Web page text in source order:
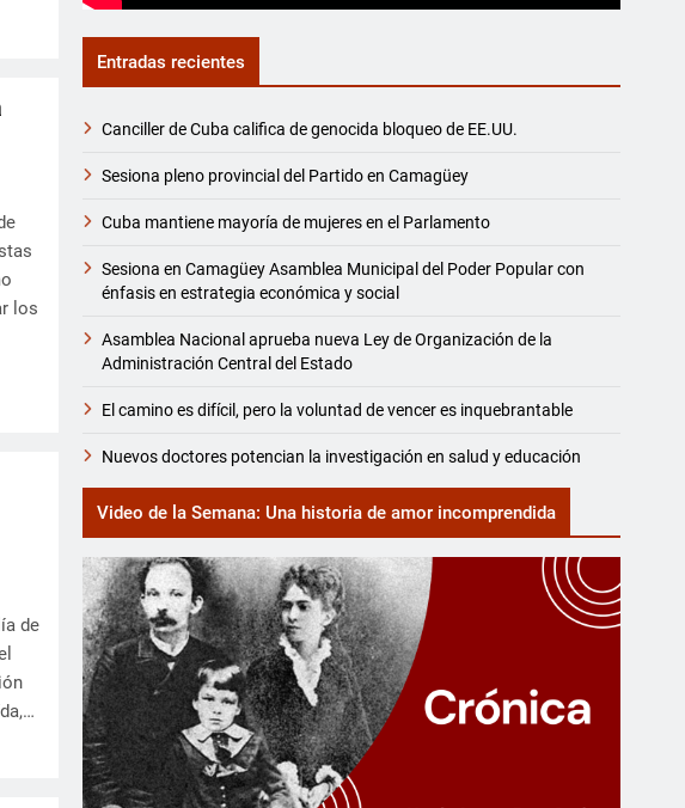
los
de
Entradas recientes
Canciller de Cuba califica de genocida bloqueo de EE.UU.
Sesiona pleno provincial del Partido en Camagüey
Cuba mantiene mayoría de mujeres en el Parlamento
Sesiona en Camagüey Asamblea Municipal del Poder Popular con
énfasis en estrategia económica y social
Asamblea Nacional aprueba nueva Ley de Organización de la
Administración Central del Estado
El camino es difícil, pero la voluntad de vencer es inquebrantable
Nuevos doctores potencian la investigación en salud y educación
Video de la Semana: Una historia de amor incomprendida